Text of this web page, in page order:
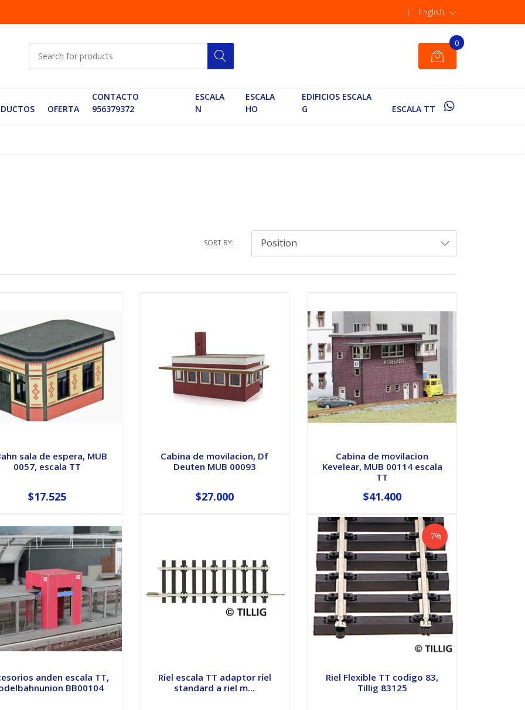
| English
0
OFERTA
CONTACTO
956379372
ESCALA
N
ESCALA
HO
EDIFICIOS ESCALA
G
ESCALA TT
SORT BY:
sala de espera, MUB
0057, escala TT
$17.525
Cabina de movilacion, Df
Deuten MUB 00093
$27.000
Cabina de movilacion
Kevelear, MUB 00114 escala
TT
$41.400
anden escala TT,
BB00104
Riel escala TT adaptor riel
standard a riel m...
-7%
Riel Flexible TT codigo 83,
Tillig 83125